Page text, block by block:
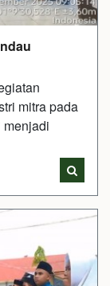
mitra pada
menjadi